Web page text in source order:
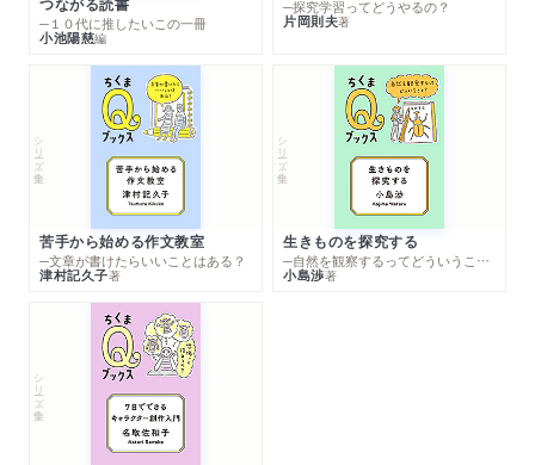
─１０代に推したいこの一冊
小池陽慈編
─探究学習ってどうやるの？
片岡則夫著
シリーズ・全集
苦手から始める作文教室
─文章が書けたらいいことはある？
津村記久子著
シリーズ・全集
生きものを探究する
─自然を観察するってどういうこと？
小島渉著
シリーズ・全集